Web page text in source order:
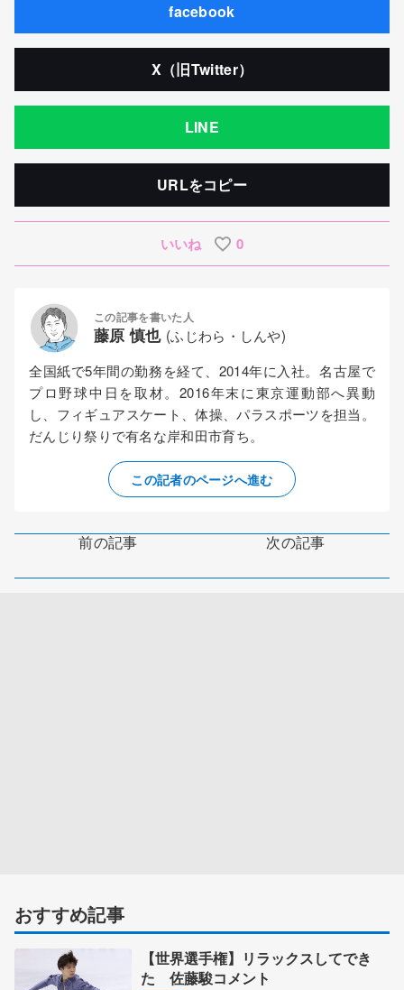
facebook
X（旧Twitter）
LINE
URLをコピー
いいね 0
この記事を書いた人
藤原 慎也 (ふじわら・しんや)
全国紙で5年間の勤務を経て、2014年に入社。名古屋で
プロ野球中日を取材。2016年末に東京運動部へ異動
し、フィギュアスケート、体操、パラスポーツを担当。
だんじり祭りで有名な岸和田市育ち。
この記者のページへ進む
前の記事 次の記事
おすすめ記事
【世界選手権】リラックスしてでき
た 佐藤駿コメント